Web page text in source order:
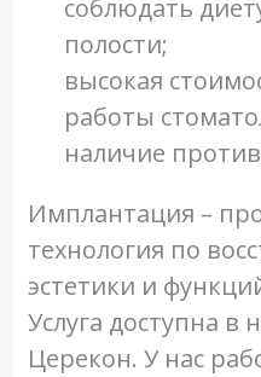
соблюдать
полости;
высокая
работы
наличие
Имплантация –
технология по
эстетики и
Услуга доступна в
Церекон. У нас